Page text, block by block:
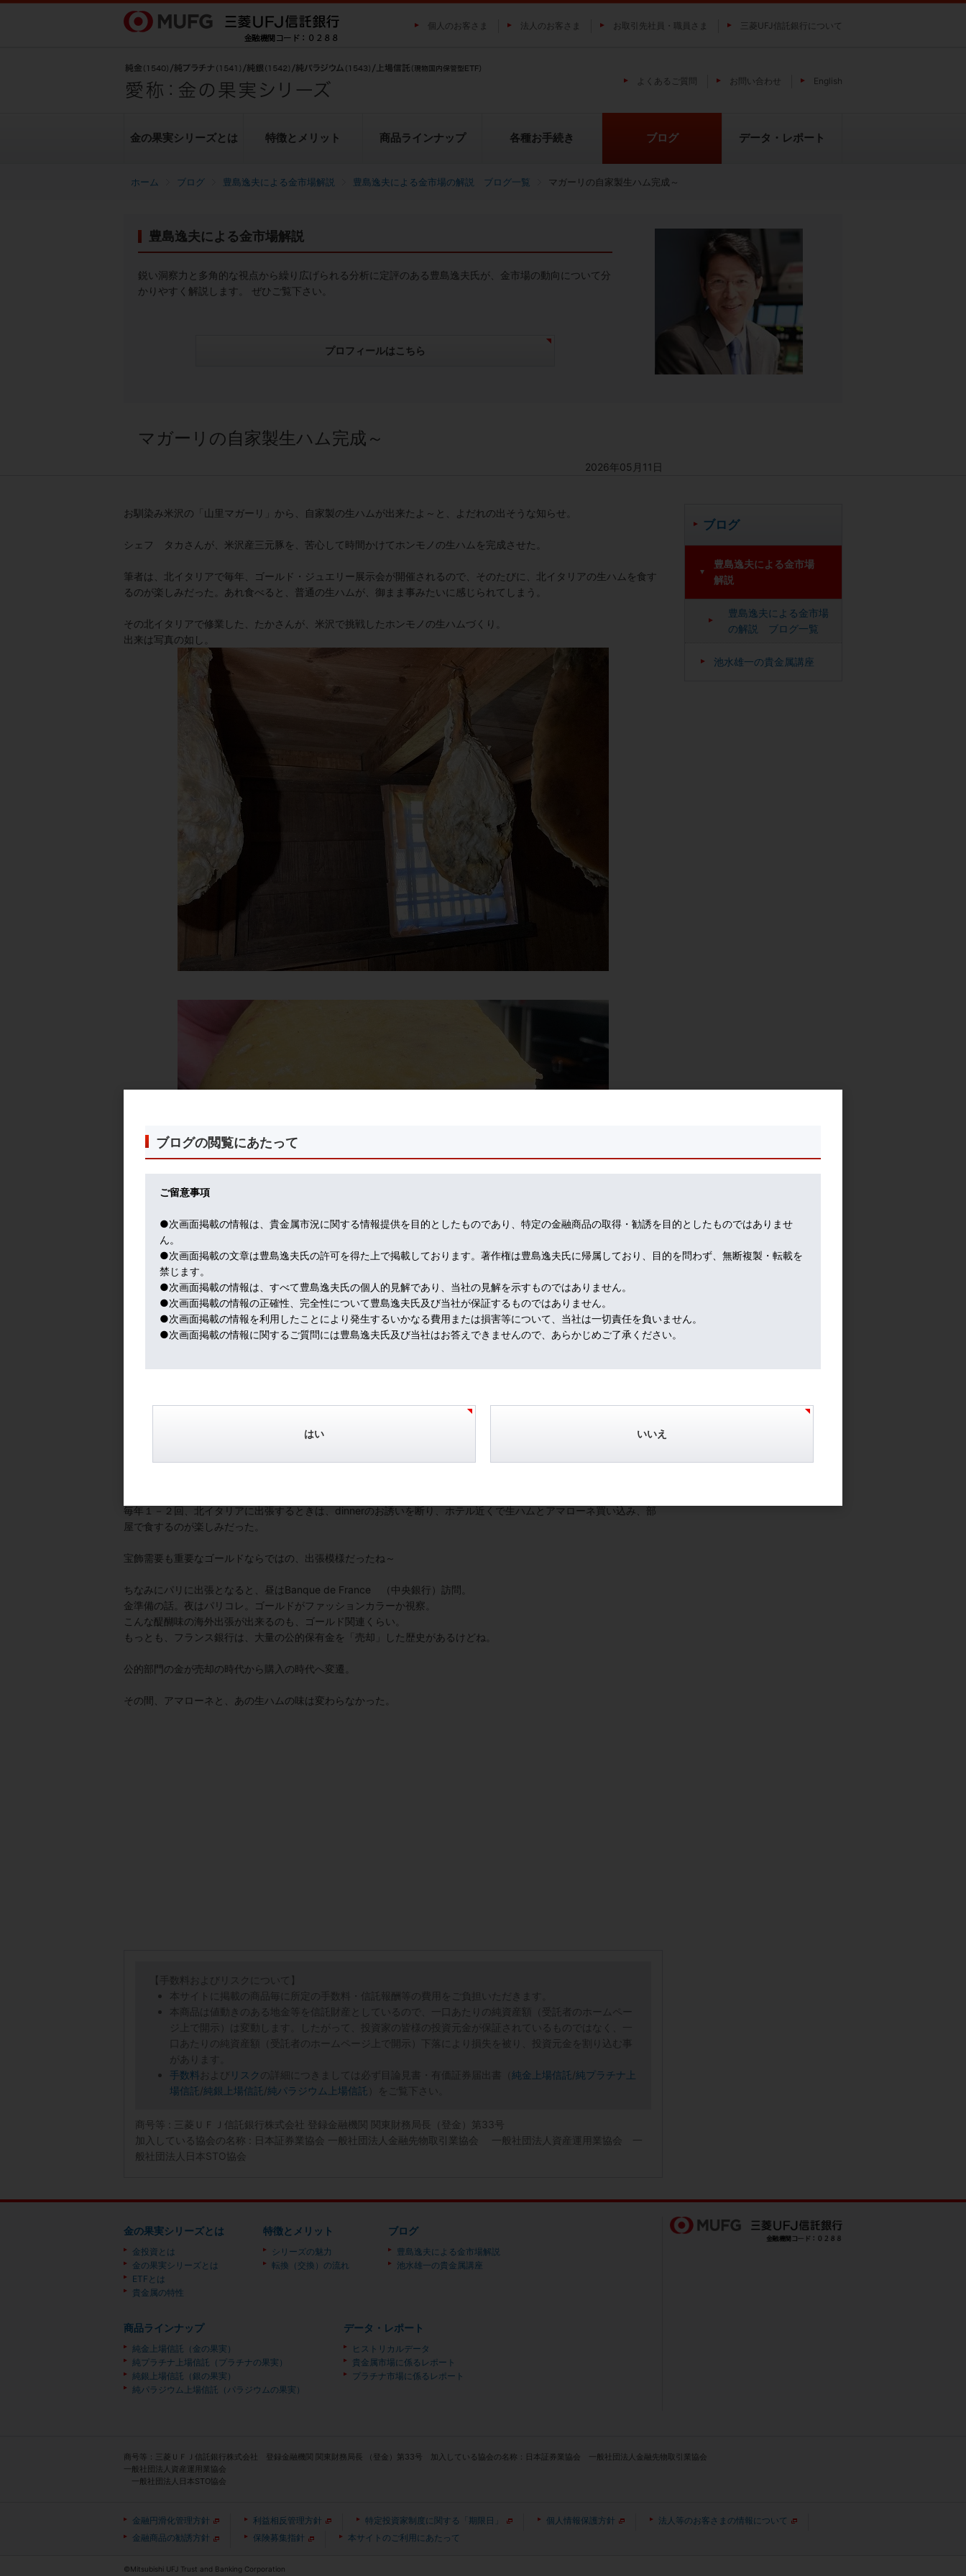
ブログ 豊島逸夫による金市場解説 豊島逸夫による金市場の解説 ブログ一覧 マガーリの自家製生ハム完成～
豊島逸夫による金市場解説
鋭い洞察力と多角的な視点から繰り広げられる分析に定評のある豊島逸夫氏が、金市場の動向について分
かりやすく解説します。 ぜひご覧下さい。
プロフィールはこちら
ブログ
豊島逸夫による金市場
解説
豊島逸夫による金市場
の解説 ブログ一覧
池水雄一の貴金属講座
マガーリの自家製生ハム完成～
2026年05月11日
お馴染み米沢の「山里マガーリ」から、自家製の生ハムが出来たよ～と、よだれの出そうな知らせ。
シェフ タカさんが、米沢産三元豚を、苦心して時間かけてホンモノの生ハムを完成させた。
筆者は、北イタリアで毎年、ゴールド・ジュエリー展示会が開催されるので、そのたびに、北イタリアの生ハムを食す
るのが楽しみだった。あれ食べると、普通の生ハムが、御まま事みたいに感じられてしまう。
その北イタリアで修業した、たかさんが、米沢で挑戦したホンモノの生ハムづくり。
出来は写真の如し。
し（アパッシメント）させて糖分と風味を凝縮させた後、発酵させる為、濃厚で芳醇、チョコレートのような苦みと滑
違った。
毎年１－２回、北イタリアに出張するときは、dinnerのお誘いを断り、ホテル近くで生ハムとアマローネ買い込み、部
屋で食するのが楽しみだった。
宝飾需要も重要なゴールドならではの、出張模様だったね～
ちなみにパリに出張となると、昼はBanque de France （中央銀行）訪問。
金準備の話。夜はパリコレ。ゴールドがファッションカラーか視察。
こんな醍醐味の海外出張が出来るのも、ゴールド関連くらい。
もっとも、フランス銀行は、大量の公的保有金を「売却」した歴史があるけどね。
公的部門の金が売却の時代から購入の時代へ変遷。
その間、アマローネと、あの生ハムの味は変わらなかった。
個人のお客さま 法人のお客さま お取引先社員・職員さま 三菱UFJ信託銀行について
よくあるご質問 お問い合わせ English
金の果実シリーズとは
金投資とは 貴金属の特性
特徴とメリット
シリーズの魅力
商品ラインナップ
純金上場信託（金の果実）
純パラジウム上場信託（パラジウ
ムの果実）
各種お手続き
転換（交換）の手続き
ブログ
豊島逸夫による金市場解説
データ・レポート
ヒストリカルデータ
【手数料およびリスクについて】
本サイトに掲載の商品毎に所定の手数料・信託報酬等の費用をご負担いただきます。
本商品は値動きのある地金等を信託財産としているので、一口あたりの純資産額（受託者のホームペー
ジ上で開示）は変動します。したがって、投資家の皆様の投資元金が保証されているものではなく、一
口あたりの純資産額（受託者のホームページ上で開示）下落により損失を被り、投資元金を割り込む事
があります。
手数料 および リスク の詳細につきましては必ず目論見書・有価証券届出書（ 純金上場信託 /純プラチナ上
場信託 /純銀上場信託 /純パラジウム上場信託 ）をご覧下さい。
商号等 : 三菱ＵＦＪ信託銀行株式会社 登録金融機関 関東財務局長（登金）第33号
加入している協会の名称 : 日本証券業協会 一般社団法人金融先物取引業協会 一般社団法人資産運用業協会 一
般社団法人日本STO協会
ブログの閲覧にあたって
ご留意事項
●次画面掲載の情報は、貴金属市況に関する情報提供を目的としたものであり、特定の金融商品の取得・勧誘を目的としたものではありませ
ん。
●次画面掲載の文章は豊島逸夫氏の許可を得た上で掲載しております。著作権は豊島逸夫氏に帰属しており、目的を問わず、無断複製・転載を
禁じます。
●次画面掲載の情報は、すべて豊島逸夫氏の個人的見解であり、当社の見解を示すものではありません。
●次画面掲載の情報の正確性、完全性について豊島逸夫氏及び当社が保証するものではありません。
●次画面掲載の情報を利用したことにより発生するいかなる費用または損害等について、当社は一切責任を負いません。
●次画面掲載の情報に関するご質問には豊島逸夫氏及び当社はお答えできませんので、あらかじめご了承ください。
はい いいえ
金の果実シリーズとは
金投資とは
金の果実シリーズとは
ETFとは
貴金属の特性
特徴とメリット
シリーズの魅力
転換（交換）の流れ
ブログ
豊島逸夫による金市場解説
池水雄一の貴金属講座
商品ラインナップ
純金上場信託（金の果実）
純プラチナ上場信託（プラチナの果実）
純銀上場信託（銀の果実）
純パラジウム上場信託（パラジウムの果実）
データ・レポート
ヒストリカルデータ
貴金属市場に係るレポート
プラチナ市場に係るレポート
商号等：三菱ＵＦＪ信託銀行株式会社 登録金融機関 関東財務局長 （登金）第33号 加入している協会の名称：日本証券業協会 一般社団法人金融先物取引業協会
一般社団法人資産運用業協会
一般社団法人日本STO協会
金融円滑化管理方針 利益相反管理方針 特定投資家制度に関する「期限日」 個人情報保護方針
法人等のお客さまの情報について
金融商品の勧誘方針
保険募集指針 本サイトのご利用にあたって
©Mitsubishi UFJ Trust and Banking Corporation